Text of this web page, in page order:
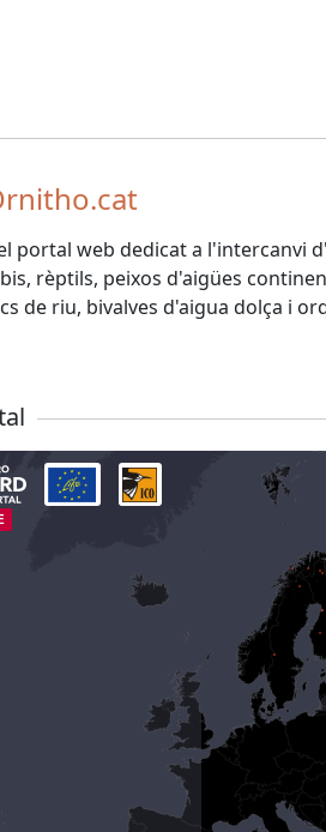
portal web dedicat a l'intercanvi
rèptils, peixos d'aigües
de riu, bivalves d'aigua dolça i